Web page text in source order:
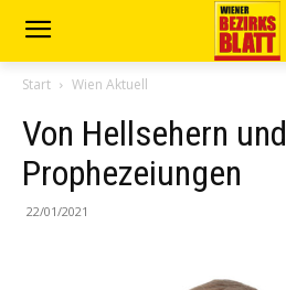
Start Wien Aktuell
Von Hellsehern und
Prophezeiungen
22/01/2021